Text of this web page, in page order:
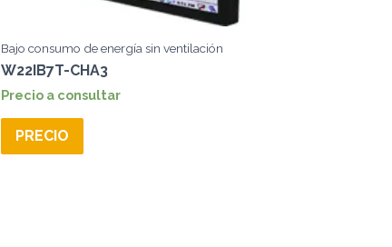
Bajo consumo de energía sin ventilación
W22IB7T-CHA3
Precio a consultar
PRECIO